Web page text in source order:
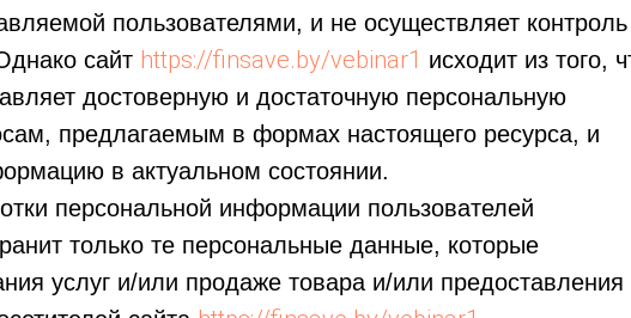
пользователями, и не осуществляет контроль
сайт https://finsave.by/vebinar1 исходит из того,
достоверную и достаточную персональную
предлагаемым в формах настоящего ресурса, и
в актуальном состоянии.
персональной информации пользователей
только те персональные данные, которые
услуг и/или продаже товара и/или предоставления